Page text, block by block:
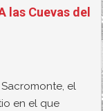
las Cuevas del
el
en el que